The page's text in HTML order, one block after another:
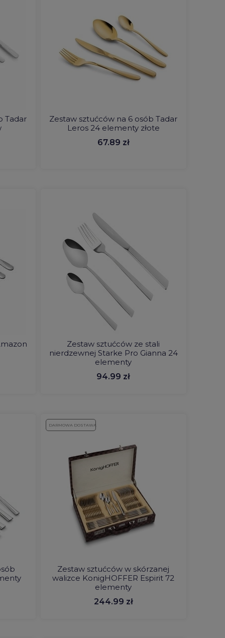
Tadar
Zestaw sztućców na 6 osób Tadar
Leros 24 elementy złote
67.89 zł
Zestaw sztućców ze stali
nierdzewnej Starke Pro Gianna 24
elementy
94.99 zł
DARMOWA DOSTAWA
Zestaw sztućców w skórzanej
walizce KonigHOFFER Espirit 72
elementy
244.99 zł